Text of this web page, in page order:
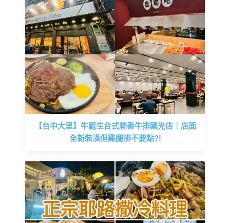
【台中大里】牛範生台式蒜香牛排國光店｜店面
全新裝潢但雞腿排不要點?!